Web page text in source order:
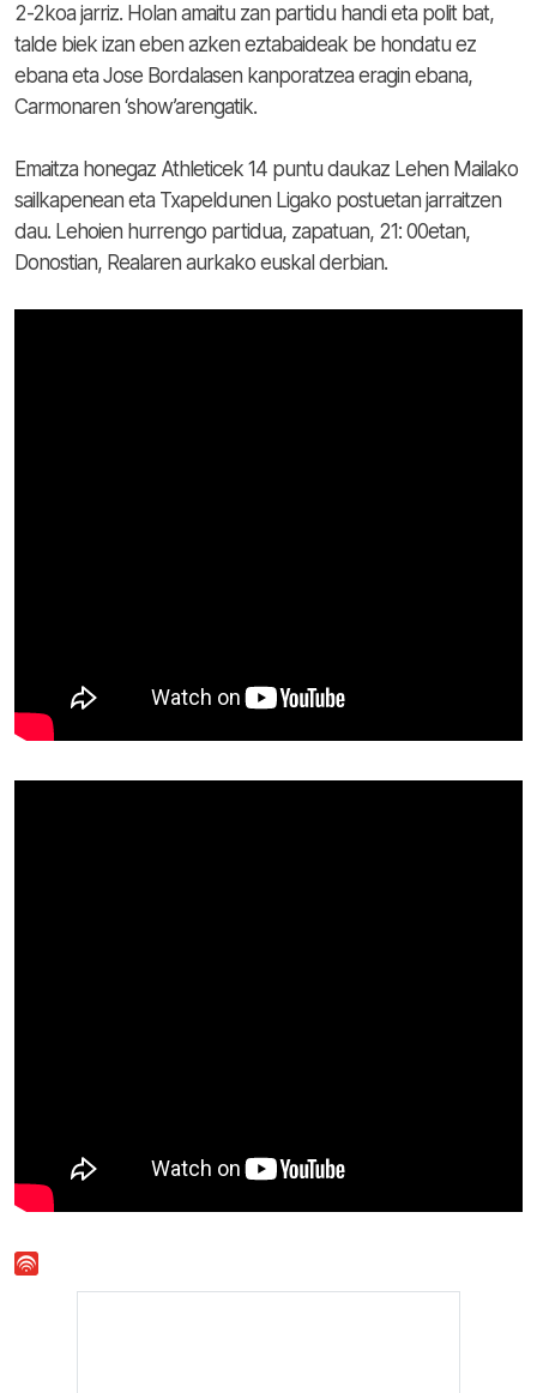
2-2koa jarriz. Holan amaitu zan partidu handi eta polit bat,
talde biek izan eben azken eztabaideak be hondatu ez
ebana eta Jose Bordalasen kanporatzea eragin ebana,
Carmonaren ‘show’arengatik.
Emaitza honegaz Athleticek 14 puntu daukaz Lehen Mailako
sailkapenean eta Txapeldunen Ligako postuetan jarraitzen
dau. Lehoien hurrengo partidua, zapatuan, 21: 00etan,
Donostian, Realaren aurkako euskal derbian.